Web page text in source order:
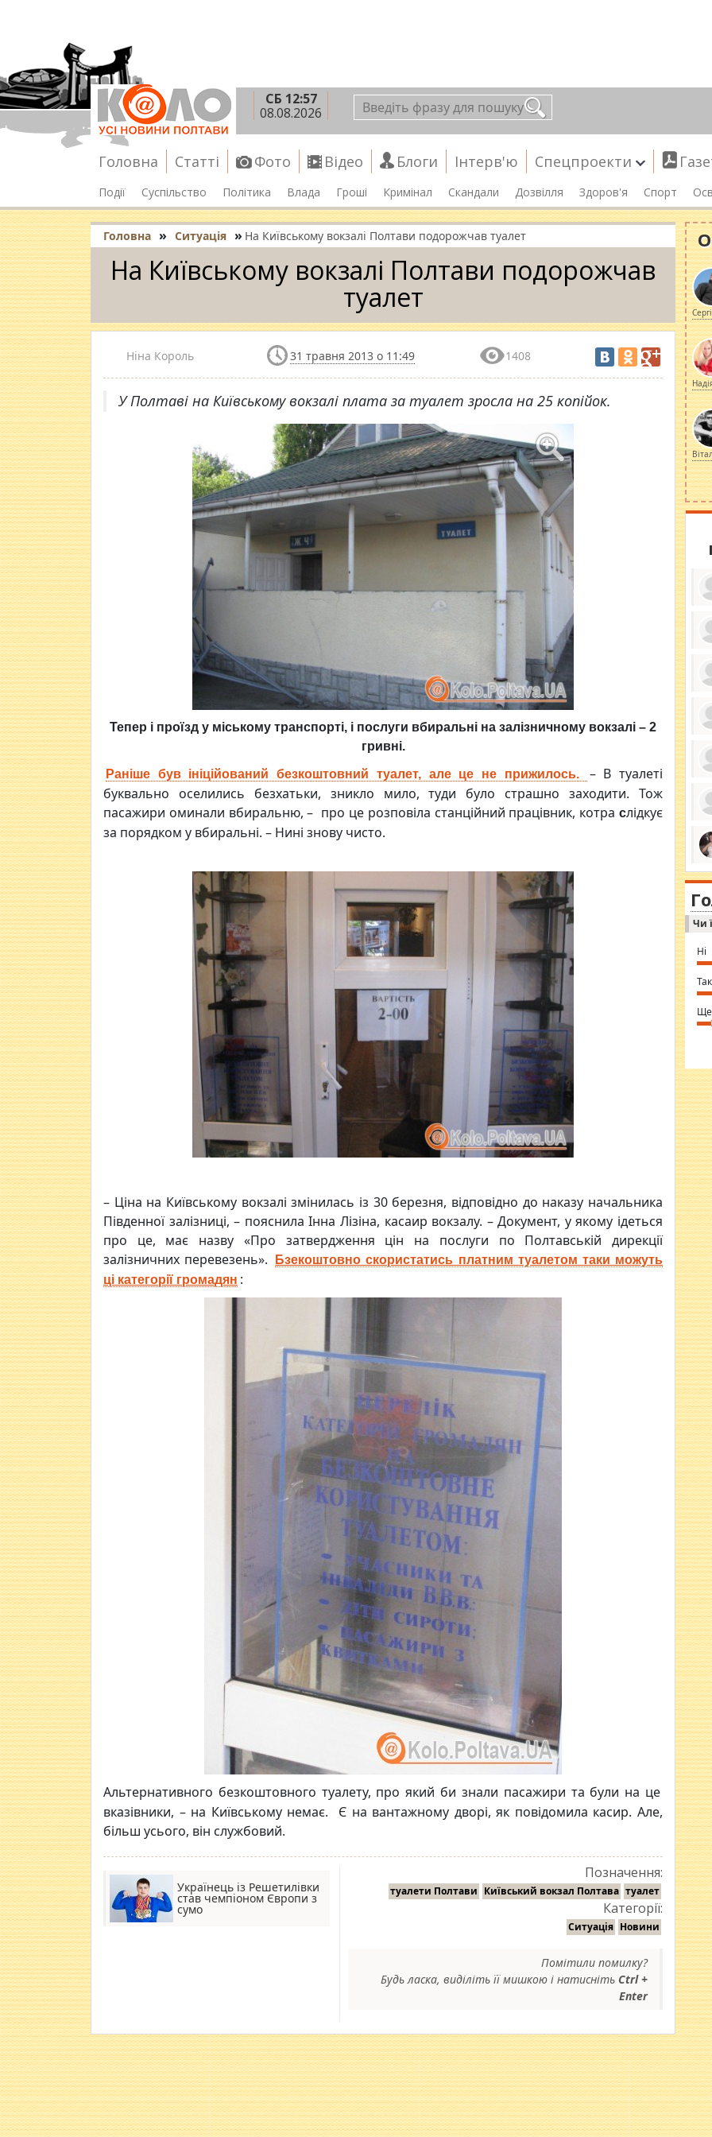
СБ 12:57
08.08.2026
Головна Статті Фото Відео Блоги Інтерв'ю Спецпроекти
Події Суспільство Політика Влада Гроші Кримінал Скандали Дозвілля Здоров'я Спорт
Головна » Ситуація » На Київському вокзалі Полтави подорожчав туалет
На Київському вокзалі Полтави подорожчав
туалет
Ніна Король 31 травня 2013 о 11:49 1408
У Полтаві на Київському вокзалі плата за туалет зросла на 25 копійок.
Тепер і проїзд у міському транспорті, і послуги вбиральні на залізничному вокзалі – 2
гривні.
Раніше був ініційований безкоштовний туалет, але це не прижилось.
– В туалеті
буквально оселились безхатьки, зникло мило, туди було страшно заходити. Тож
пасажири оминали вбиральню, – про це розповіла станційний працівник, котраслідкує
за порядком у вбиральні. – Нині знову чисто.
– Ціна на Київському вокзалі змінилась із 30 березня, відповідно до наказу начальника
Південної залізниці, – пояснила Інна Лізіна, касаир вокзалу. – Документ, у якому ідеться
про це, має назву «Про затвердження цін на послуги по Полтавській дирекції
залізничних перевезень».
Бзекоштовно скористатись платним туалетом таки можуть
ці категорії громадян :
Альтернативного безкоштовного туалету, про який би знали пасажири та були на це
вказівники, – на Київському немає. Є на вантажному дворі, як повідомила касир. Але,
більш усього, він службовий.
Українець із Решетилівки
став чемпіоном Європи з
сумо
Позначення:
туалети Полтави Київський вокзал Полтава туалет
Категорії:
Ситуація Новини
Помітили помилку?
Будь ласка, виділіть її мишкою і натисніть Ctrl +
Enter
за
ми
in
⇒
Чи
Ні
Так
Ще